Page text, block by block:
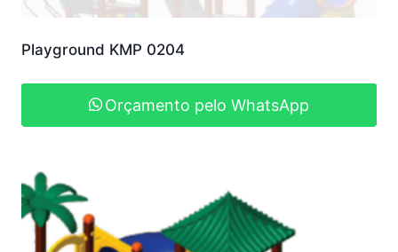
Playground KMP 0204
Orçamento pelo WhatsApp